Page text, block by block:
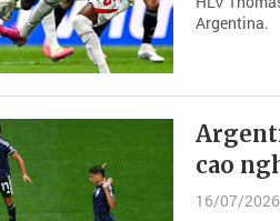
Argentina.
cao
16/07/